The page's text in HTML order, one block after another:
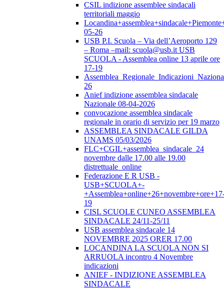
CSIL indizione assemblee sindacali
territoriali maggio
05-26
USB P.I. Scuola – Via dell’Aeroporto 129
– Roma –mail: scuola@usb.it USB
SCUOLA - Assemblea online 13 aprile ore
17-19
26
Anief indizione assemblea sindacale
Nazionale 08-04-2026
convocazione assemblea sindacale
regionale in orario di servizio per 19 marzo
ASSEMBLEA SINDACALE GILDA
UNAMS 05/03/2026
FLC+CGIL+assemblea_sindacale_24
novembre dalle 17.00 alle 19.00
distrettuale_online
Federazione E R USB -
USB+SCUOLA+-
19
CISL SCUOLE CUNEO ASSEMBLEA
SINDACALE 24/11-25/11
USB assemblea sindacale 14
NOVEMBRE 2025 ORER 17.00
LOCANDINA LA SCUOLA NON SI
ARRUOLA incontro 4 Novembre
indicazioni
ANIEF - INDIZIONE ASSEMBLEA
SINDACALE